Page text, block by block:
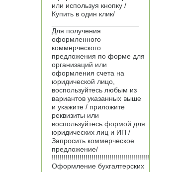
или используя кнопку /
Купить в один клик/
Для получения
оформленного
коммерческого
предложения по форме для
организаций или
оформления счета на
юридической лицо,
воспользуйтесь любым из
вариантов указанных выше
и укажите / приложите
реквизиты или
воспользуйтесь формой для
юридических лиц и ИП /
Запросить коммерческое
предложение/
!!!!!!!!!!!!!!!!!!!!!!!!!!!!!!!!!!!!!!!!!!!!!!!!!
Оформление бухгалтерских